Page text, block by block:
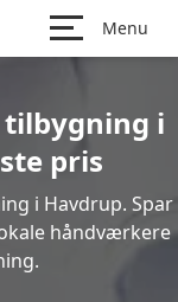
Menu
tilbygning i
pris
i Havdrup. Spar
håndværkere